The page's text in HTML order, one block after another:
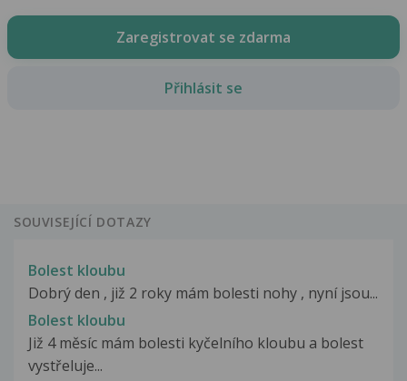
Zaregistrovat se zdarma
Přihlásit se
SOUVISEJÍCÍ DOTAZY
Bolest kloubu
Dobrý den , již 2 roky mám bolesti nohy , nyní jsou...
Bolest kloubu
Již 4 měsíc mám bolesti kyčelního kloubu a bolest
vystřeluje...